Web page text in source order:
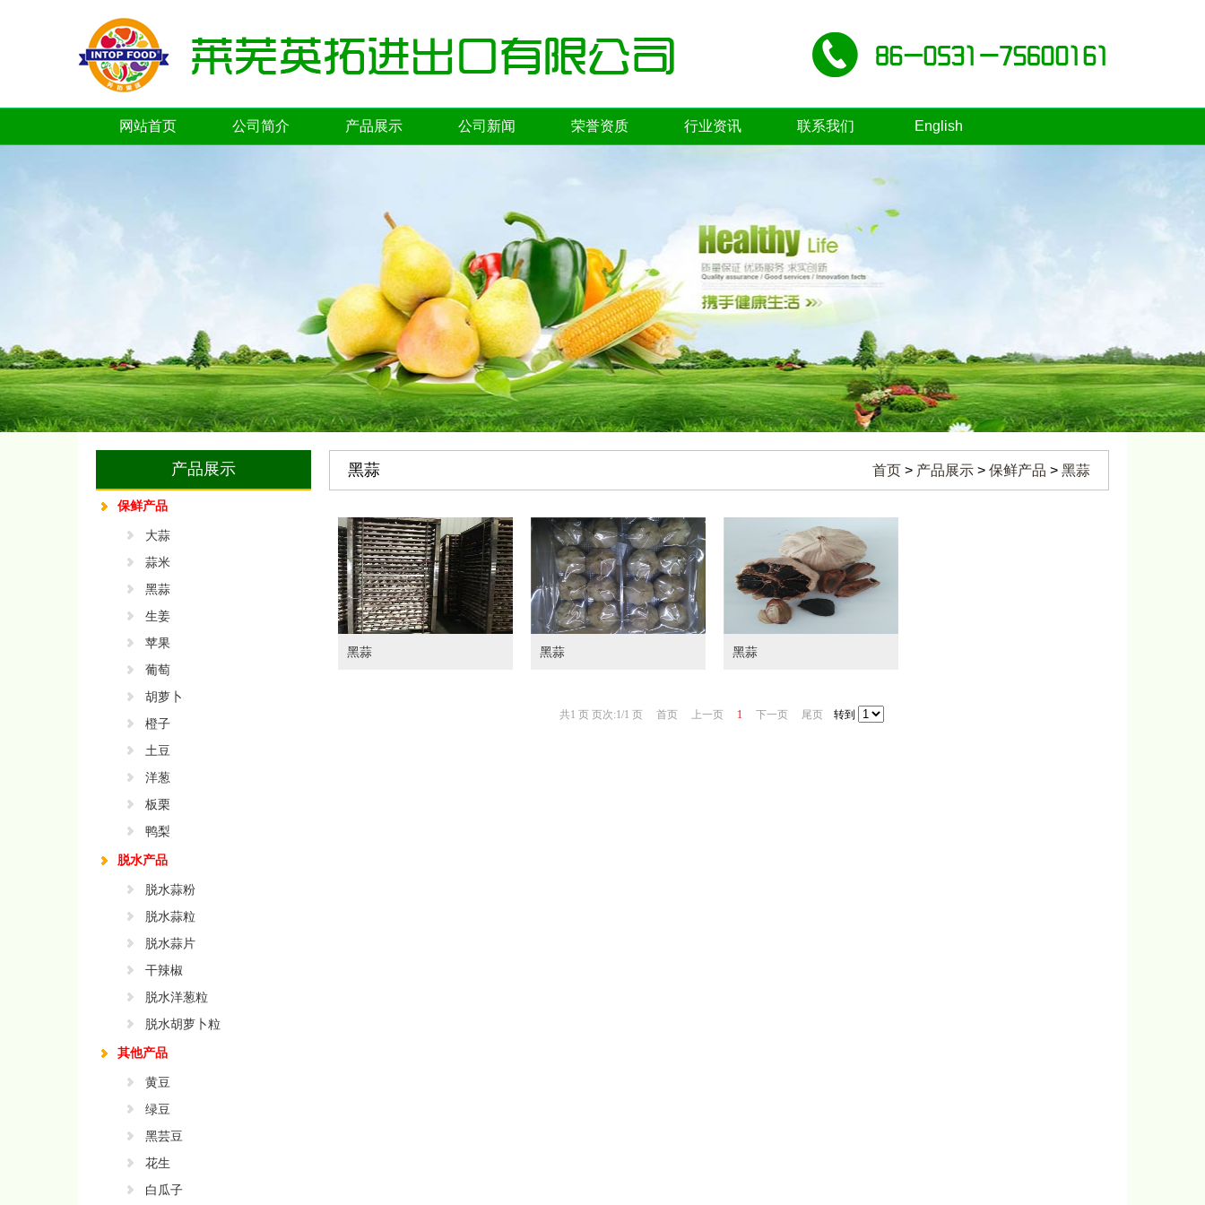
网站首页 公司简介 产品展示 公司新闻 荣誉资质 行业资讯 联系我们 English
产品展示
保鲜产品
大蒜
蒜米
黑蒜
生姜
苹果
葡萄
胡萝卜
橙子
土豆
洋葱
板栗
鸭梨
脱水产品
脱水蒜粉
脱水蒜粒
脱水蒜片
干辣椒
脱水洋葱粒
脱水胡萝卜粒
其他产品
黄豆
绿豆
黑芸豆
花生
白瓜子
黑蒜 首页 > 产品展示 > 保鲜产品 > 黑蒜
黑蒜 黑蒜 黑蒜
共1 页 页次:1/1 页 首页 上一页 1 下一页 尾页 转到